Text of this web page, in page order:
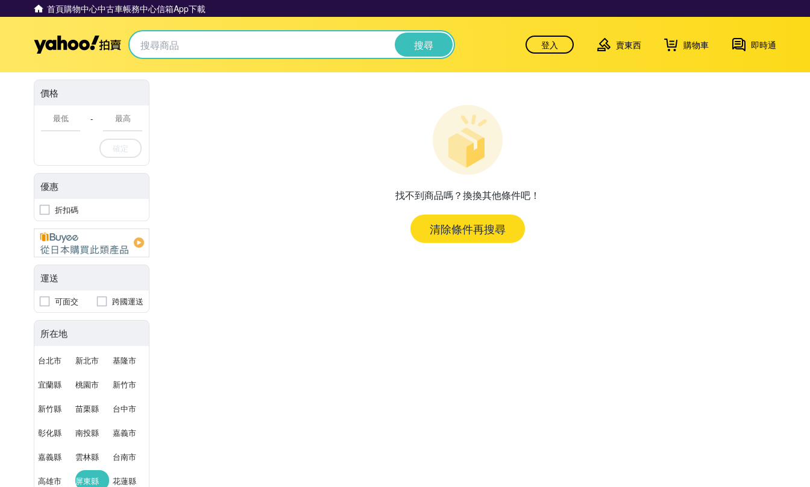
首頁購物中心中古車帳務中心信箱App下載
Yahoo拍賣 搜尋 登入 賣東西 購物車 即時通
價格
-
確定
優惠
折扣碼
運送
可面交 跨國運送
所在地
台北市 新北市 基隆市
宜蘭縣 桃園市 新竹市
新竹縣 苗栗縣 台中市
彰化縣 南投縣 嘉義市
嘉義縣 雲林縣 台南市
高雄市 屏東縣 花蓮縣
找不到商品嗎？換換其他條件吧！
清除條件再搜尋